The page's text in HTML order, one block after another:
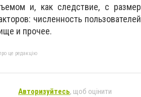
и, как следствие, с размер
численность пользователей
и прочее.
це редакцію
Авторизуйтесь, щоб оцінити